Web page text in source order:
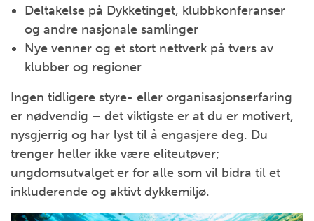
Deltakelse på Dykketinget, klubbkonferanser
og andre nasjonale samlinger
Nye venner og et stort nettverk på tvers av
klubber og regioner
Ingen tidligere styre- eller organisasjonserfaring
er nødvendig – det viktigste er at du er motivert,
nysgjerrig og har lyst til å engasjere deg. Du
trenger heller ikke være eliteutøver;
ungdomsutvalget er for alle som vil bidra til et
inkluderende og aktivt dykkemiljø.